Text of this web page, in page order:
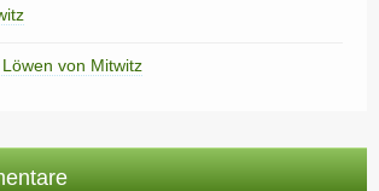
von Mitwitz